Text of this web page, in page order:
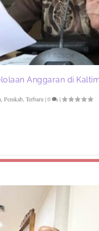
Anggaran di
,Pemkab,Terbaru|0 |